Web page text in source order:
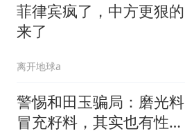
菲律宾疯了，中方更狠的
来了
离开地球a
警惕和田玉骗局：磨光料
冒充籽料，其实也有性价